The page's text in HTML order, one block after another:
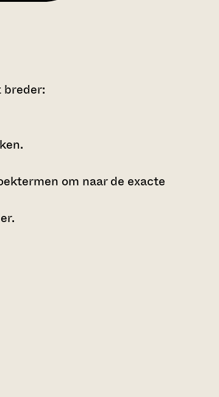
breder:
om naar de exacte
.